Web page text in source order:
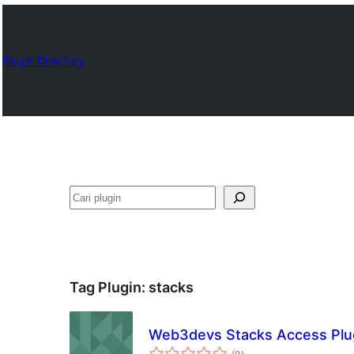
Plugin Directory
Cari
Tag Plugin: stacks
Web3devs Stacks Access
total